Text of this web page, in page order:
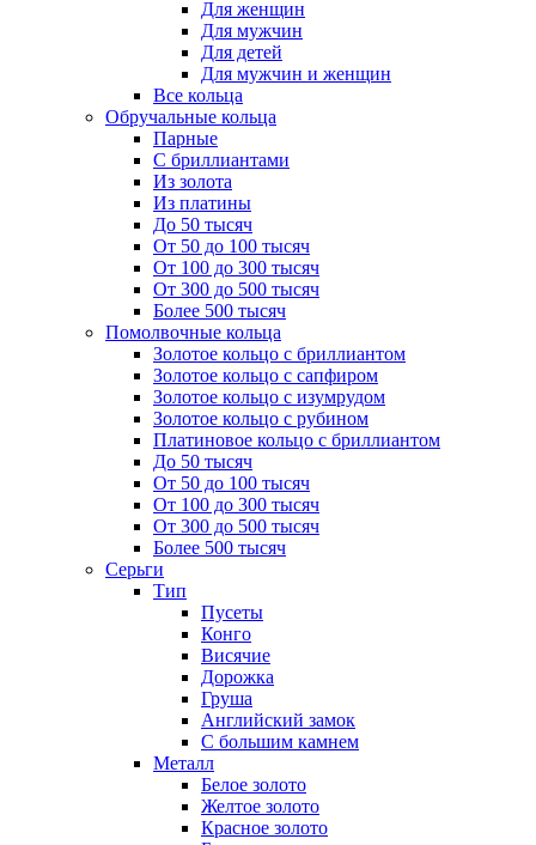
Для женщин
Для мужчин
Для детей
Для мужчин и женщин
Все кольца
Обручальные кольца
Парные
С бриллиантами
Из золота
Из платины
До 50 тысяч
От 50 до 100 тысяч
От 100 до 300 тысяч
От 300 до 500 тысяч
Более 500 тысяч
Помолвочные кольца
Золотое кольцо с бриллиантом
Золотое кольцо с сапфиром
Золотое кольцо с изумрудом
Золотое кольцо с рубином
Платиновое кольцо с бриллиантом
До 50 тысяч
От 50 до 100 тысяч
От 100 до 300 тысяч
От 300 до 500 тысяч
Более 500 тысяч
Серьги
Тип
Пусеты
Конго
Висячие
Дорожка
Груша
Английский замок
С большим камнем
Металл
Белое золото
Желтое золото
Красное золото